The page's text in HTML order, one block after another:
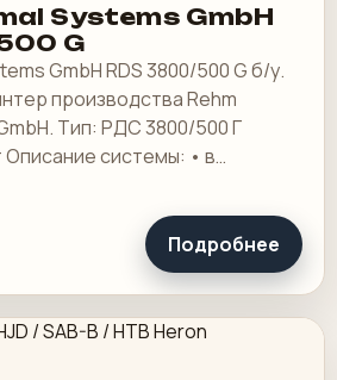
Systems GmbH
G
GmbH RDS 3800/500 G б/у.
производства Rehm
Тип: РДС 3800/500 Г
системы: • в
печатается с помощью
Подробнее